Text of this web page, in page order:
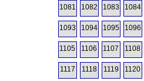
1081 1082 1083 1084
1093 1094 1095 1096
1105 1106 1107 1108
1117 1118 1119 1120